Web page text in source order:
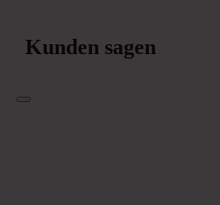
Kunden sagen